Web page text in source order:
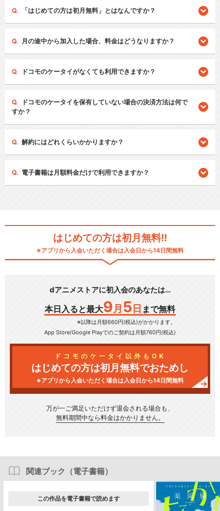
「はじめての方は初月無料」とはなんですか？
月の途中から加入した場合、料金はどうなりますか？
ドコモのケータイがなくても利用できますか？
ドコモのケータイを保有していない場合の決済方法は何で
すか？
解約にはどれくらいかかりますか？
電子書籍は月額料金だけで利用できますか？
はじめての方は初月無料!!
※アプリから入会いただく場合は入会日から14日間無料
dアニメストアに初入会のあなたは…
本日入ると最大9 月 5 日 まで無料
※以降は月額660円(税込)がかかります。
App Store/Google Playでのご契約は月額760円(税込)
ドコモのケータイ以外もOK
はじめての方は初月無料でおためし
※アプリから入会いただく場合は入会日から14日間無料
万が一ご満足いただけず退会される場合も、
無料期間中なら料金はかかりません。
関連ブック（電子書籍）
この作品を電子書籍で読めます